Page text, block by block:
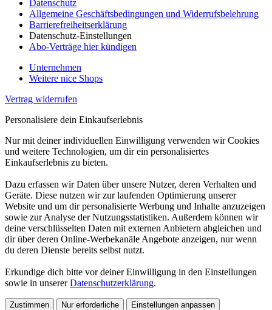
Datenschutz
Allgemeine Geschäftsbedingungen und Widerrufsbelehrung
Barrierefreiheitserklärung
Datenschutz-Einstellungen
Abo-Verträge hier kündigen
Unternehmen
Weitere nice Shops
Vertrag widerrufen
Personalisiere dein Einkaufserlebnis
Nur mit deiner individuellen Einwilligung verwenden wir Cookies
und weitere Technologien, um dir ein personalisiertes
Einkaufserlebnis zu bieten.
Dazu erfassen wir Daten über unsere Nutzer, deren Verhalten und
Geräte. Diese nutzen wir zur laufenden Optimierung unserer
Website und um dir personalisierte Werbung und Inhalte anzuzeigen
sowie zur Analyse der Nutzungsstatistiken. Außerdem können wir
deine verschlüsselten Daten mit externen Anbietern abgleichen und
dir über deren Online-Werbekanäle Angebote anzeigen, nur wenn
du deren Dienste bereits selbst nutzt.
Erkundige dich bitte vor deiner Einwilligung in den Einstellungen
sowie in unsererDatenschutzerklärung.
Zustimmen Nur erforderliche Einstellungen anpassen